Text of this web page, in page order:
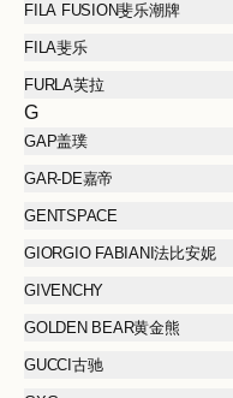
FILA FUSION斐乐潮牌
FILA斐乐
FURLA芙拉
G
GAP盖璞
GAR-DE嘉帝
GENTSPACE
GIORGIO FABIANI法比安妮
GIVENCHY
GOLDEN BEAR黄金熊
GUCCI古驰